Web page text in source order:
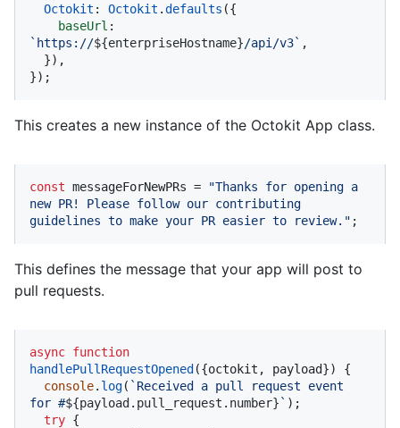
Octokit : Octokit .defaults ({
baseUrl
`https://${enterpriseHostname}/api/v3` ,
});
This creates a new instance of the Octokit App class.
const messageForNewPRs =
"Thanks for opening a
new PR! Please follow our contributing
guidelines to make your PR easier to review." ;
This defines the message that your app will post to
pull requests.
async function
handlePullRequestOpened ({octokit, payload}) {
console. log( `Received a pull request event
for #${payload.pull_request.number} ` );
try {